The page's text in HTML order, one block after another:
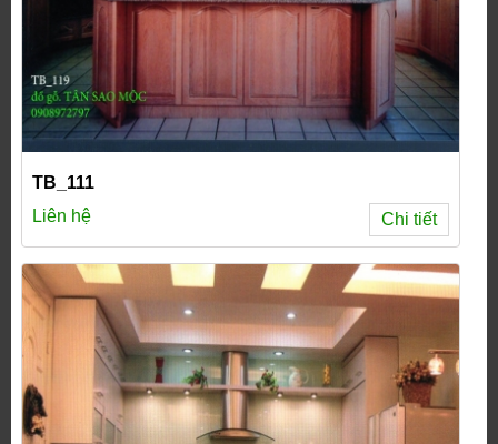
TB_111
Liên hệ
Chi tiết